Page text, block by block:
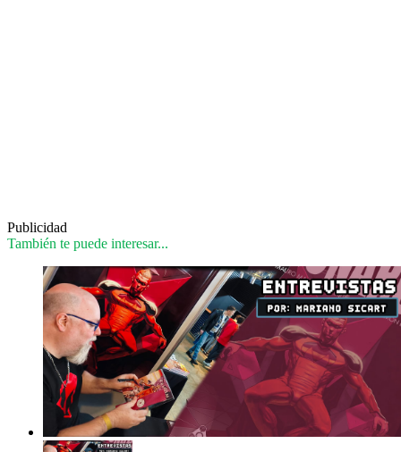
Publicidad
También te puede interesar...